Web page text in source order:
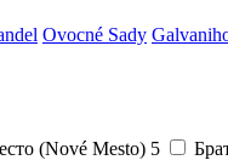
Ovocné Sady
(Nové Mesto) 5